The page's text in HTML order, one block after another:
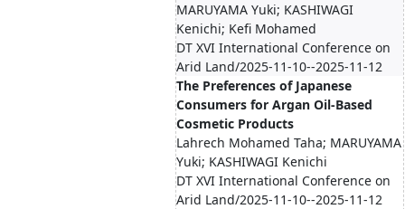
MARUYAMA Yuki; KASHIWAGI
Kenichi; Kefi Mohamed
DT XVI International Conference on
Arid Land/2025-11-10--2025-11-12
The Preferences of Japanese
Consumers for Argan Oil-Based
Cosmetic Products
Lahrech Mohamed Taha; MARUYAMA
Yuki; KASHIWAGI Kenichi
DT XVI International Conference on
Arid Land/2025-11-10--2025-11-12